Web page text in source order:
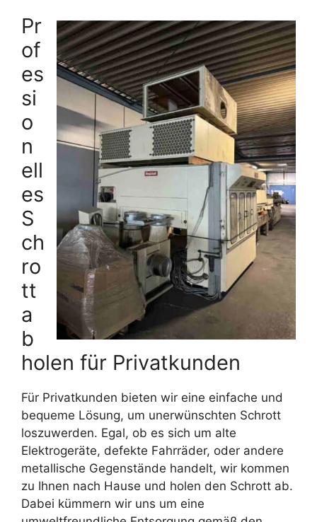
Pr
of
es
si
o
n
ell
es
S
ch
ro
tt
a
b
holen für Privatkunden
Für Privatkunden bieten wir eine einfache und
bequeme Lösung, um unerwünschten Schrott
loszuwerden. Egal, ob es sich um alte
Elektrogeräte, defekte Fahrräder, oder andere
metallische Gegenstände handelt, wir kommen
zu Ihnen nach Hause und holen den Schrott ab.
Dabei kümmern wir uns um eine